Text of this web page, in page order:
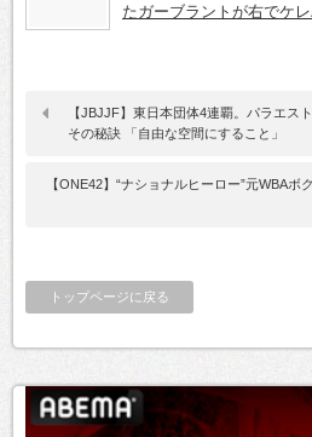
たガーブラントが右でケ
【JBJJF】東日本団体4連覇。パラエス
その秘訣 「自由な空間にすること」
【ONE42】“ナショナルヒーロー”元WBAボ
トップページに戻る